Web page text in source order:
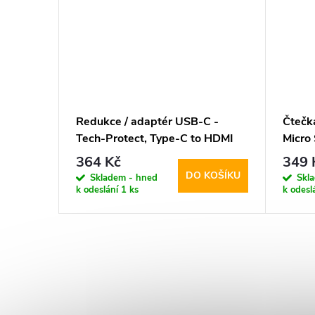
Redukce / adaptér USB-C -
Tech-Protect, Type-C to HDMI
364 Kč
Skladem - hned
k odeslání 1 ks
DO KOŠÍKU
Micro
349
k